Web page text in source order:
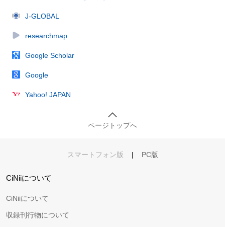
J-GLOBAL
researchmap
Google Scholar
Google
Yahoo! JAPAN
ページトップへ
スマートフォン版 | PC版
CiNiiについて
CiNiiについて
収録刊行物について